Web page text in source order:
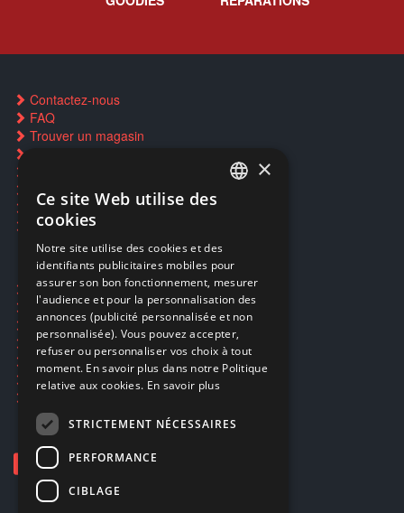
Contactez-nous
FAQ
Trouver un magasin
Restauration CD griffés
Réparations & SAV
Smartpoints
Ecogaming
Expédition & retours
Confidentialité
Conditions générales
EA Sport UFC 6
Call of Duty: Modern Warfare 4
Rachat et revente de jeux en cash
ENGLISH
×
Ce site Web utilise des
cookies
Notre site utilise des cookies et des
identifiants publicitaires mobiles pour
assurer son bon fonctionnement, mesurer
l'audience et pour la personnalisation des
annonces (publicité personnalisée et non
personnalisée). Vous pouvez accepter,
refuser ou personnaliser vos choix à tout
moment. En savoir plus dans notre Politique
relative aux cookies. En savoir plus
STRICTEMENT NÉCESSAIRES
PERFORMANCE
CIBLAGE